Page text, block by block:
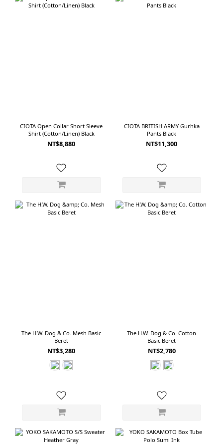
CIOTA Open Collar Short Sleeve
Shirt (Cotton/Linen) Black
NT$8,880
CIOTA BRITISH ARMY Gurhka
Pants Black
NT$11,300
The H.W. Dog & Co. Mesh Basic
Beret
NT$3,280
The H.W. Dog & Co. Cotton
Basic Beret
NT$2,780